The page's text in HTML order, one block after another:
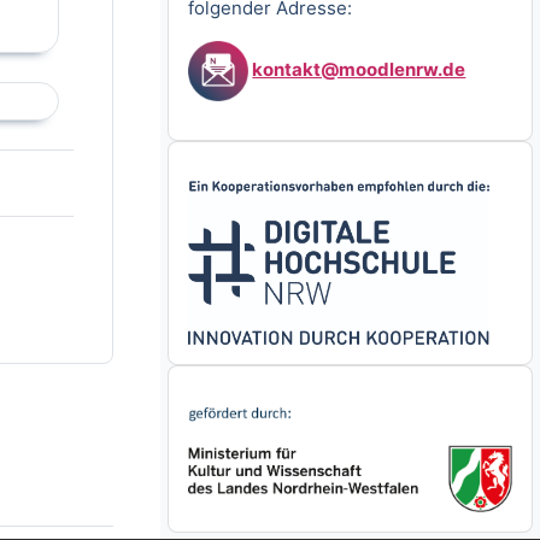
folgender Adresse:
kontakt@moodlenrw.de